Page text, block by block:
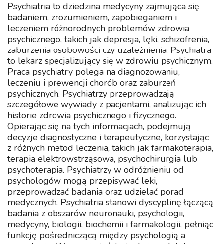
Psychiatria to dziedzina medycyny zajmująca się
badaniem, zrozumieniem, zapobieganiem i
leczeniem różnorodnych problemów zdrowia
psychicznego, takich jak depresja, lęki, schizofrenia,
zaburzenia osobowości czy uzależnienia. Psychiatra
to lekarz specjalizujący się w zdrowiu psychicznym.
Praca psychiatry polega na diagnozowaniu,
leczeniu i prewencji chorób oraz zaburzeń
psychicznych. Psychiatrzy przeprowadzają
szczegółowe wywiady z pacjentami, analizując ich
historie zdrowia psychicznego i fizycznego.
Opierając się na tych informacjach, podejmują
decyzje diagnostyczne i terapeutyczne, korzystając
z różnych metod leczenia, takich jak farmakoterapia,
terapia elektrowstrząsowa, psychochirurgia lub
psychoterapia. Psychiatrzy w odróżnieniu od
psychologów mogą przepisywać leki,
przeprowadzać badania oraz udzielać porad
medycznych. Psychiatria stanowi dyscyplinę łączącą
badania z obszarów neuronauki, psychologii,
medycyny, biologii, biochemii i farmakologii, pełniąc
funkcję pośredniczącą między psychologią a